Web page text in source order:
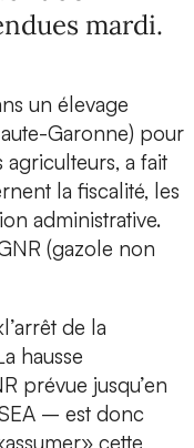
mardi.
un élevage
Garonne) pour
a fait
la fiscalité, les
administrative.
(gazole non
de la
hausse
prévue jusqu’en
– est donc
cette